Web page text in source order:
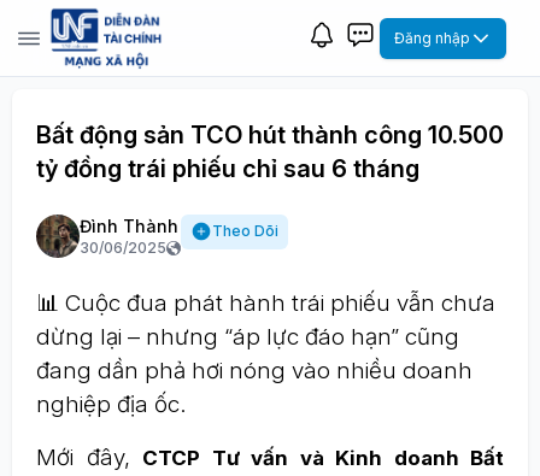
Đăng nhập
Bất động sản TCO hút thành công 10.500
tỷ đồng trái phiếu chỉ sau 6 tháng
Đình Thành
30/06/2025
Theo Dõi
📊 Cuộc đua phát hành trái phiếu vẫn chưa
dừng lại – nhưng “áp lực đáo hạn” cũng
đang dần phả hơi nóng vào nhiều doanh
nghiệp địa ốc.
Mới đây, CTCP Tư vấn và Kinh doanh Bất